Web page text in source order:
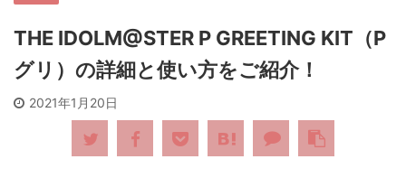
THE IDOLM@STER P GREETING KIT（P
グリ）の詳細と使い方をご紹介！
2021年1月20日